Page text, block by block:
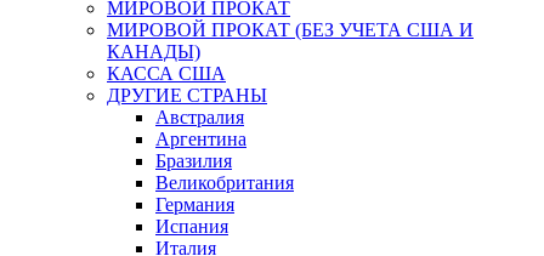
МИРОВОЙ ПРОКАТ
МИРОВОЙ ПРОКАТ (БЕЗ УЧЕТА США И
КАНАДЫ)
КАССА США
ДРУГИЕ СТРАНЫ
Австралия
Аргентина
Бразилия
Великобритания
Германия
Испания
Италия